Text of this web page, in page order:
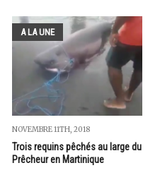
A LA UNE
NOVEMBRE 11TH, 2018
Trois requins pêchés au large du
Prêcheur en Martinique